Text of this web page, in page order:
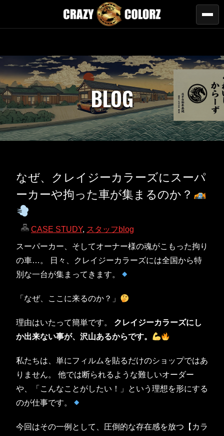
BLOG
なぜ、クレイジーカラーズにスーパ
ーカーや拘った車が集まるのか？
CASE STUDY, スタッフblog
スーパーカー、そしてオーナー様の魂がこもった拘り
の車…。 日々、クレイジーカラーズには全国から特
別な一台が集まってきます。
「なぜ、ここに来るのか？」
理由はいたって簡単です。 クレイジーカラーズにし
か出来ない事が、沢山あるからです。
私たちは、単にフィルムを貼るだけのショップではあ
りません。 他では断られるような難しいオーダー
や、「こんなことがしたい！」という理想を形にする
のが仕事です。
今回はその一例として、圧倒的な存在感を放つ【カラ